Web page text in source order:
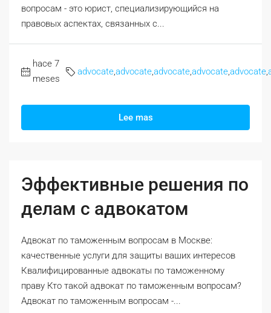
вопросам - это юрист, специализирующийся на
правовых аспектах, связанных с...
hace 7
meses
advocateadvocateadvocateadvocateadvocate
Lee mas
Эффективные решения по
делам с адвокатом
Адвокат по таможенным вопросам в Москве:
качественные услуги для защиты ваших интересов
Квалифицированные адвокаты по таможенному
праву Кто такой адвокат по таможенным вопросам?
Адвокат по таможенным вопросам -...